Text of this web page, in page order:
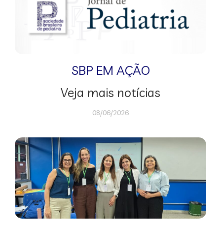
SBP EM AÇÃO
Veja mais notícias
08/06/2026